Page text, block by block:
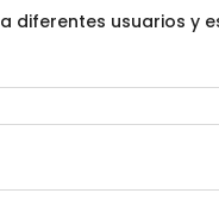
diferentes usuarios y